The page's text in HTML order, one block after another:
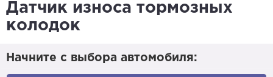
Датчик износа тормозных
колодок
Начните с выбора автомобиля: